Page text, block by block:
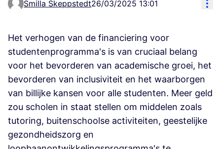
Smilla Skeppstedt26/03/2025 13:01
Het verhogen van de financiering voor
studentenprogramma's is van cruciaal belang
voor het bevorderen van academische groei, het
bevorderen van inclusiviteit en het waarborgen
van billijke kansen voor alle studenten. Meer geld
zou scholen in staat stellen om middelen zoals
tutoring, buitenschoolse activiteiten, geestelijke
gezondheidszorg en